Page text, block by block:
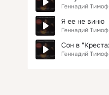
Геннадий
Я ее не виню
Геннадий
Сон в
Геннадий